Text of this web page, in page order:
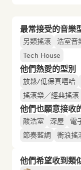
最常接受的音樂
另類搖滾 浩室音
Tech House
他們熱愛的型別
放鬆/低保真嘻哈
搖滾樂／經典搖滾
他們也願意接收
酸浩室 深屋 電
節奏藍調
衝浪搖
他們希望收到